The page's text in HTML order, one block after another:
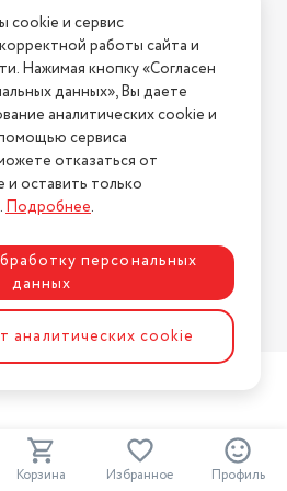
Корзина Избранное Профиль
возврата
на сайте? Напишите нам
"АстМаркет". У нас есть всё!
сайтаASTDESIGN
cookie и сервис
работы сайта и
Нажимая кнопку «Согласен
данных», Вы даете
аналитических cookie и
сервиса
отказаться от
и оставить только
Подробнее.
персональных
данных
аналитических cookie